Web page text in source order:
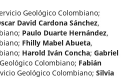
Geológico Colombiano;
David Cardona Sánchez,
; Paulo Duarte Hernández,
; Fhilly Mabel Abueta,
; Harold Iván Concha; Gabriel
Colombiano; Fabián
Geológico Colombiano; Silvia